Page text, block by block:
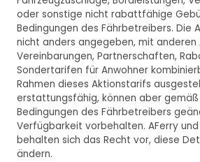
oder sonstige nicht rabattfähige
Bedingungen des Fährbetreibers. Die
nicht anders angegeben, mit anderen
Vereinbarungen, Partnerschaften,
Sondertarifen für Anwohner
Rahmen dieses Aktionstarifs
erstattungsfähig, können aber
Bedingungen des Fährbetreibers
Verfügbarkeit vorbehalten. AFerry
behalten sich das Recht vor, diese
ändern.